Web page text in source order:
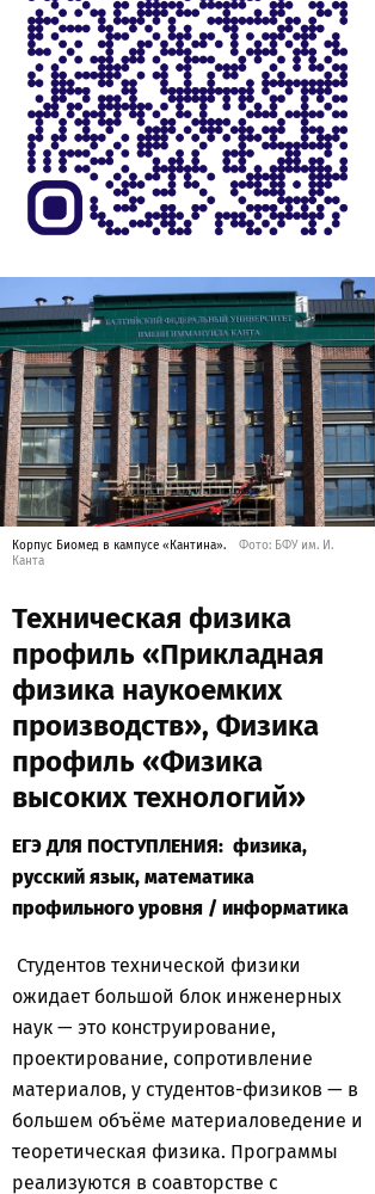
Корпус Биомед в кампусе «Кантина».
Фото: БФУ им. И.
Канта
Техническая физика
профиль «Прикладная
физика наукоемких
производств», Физика
профиль «Физика
высоких технологий»
ЕГЭ ДЛЯ ПОСТУПЛЕНИЯ: физика,
русский язык, математика
профильного уровня / информатика
Студентов технической физики
ожидает большой блок инженерных
наук — это конструирование,
проектирование, сопротивление
материалов, у студентов-физиков — в
большем объёме материаловедение и
теоретическая физика. Программы
реализуются в соавторстве с